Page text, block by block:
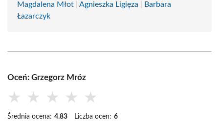
Magdalena Młot
Agnieszka Ligięza
Barbara
Łazarczyk
Oceń: Grzegorz Mróz
★ ★ ★ ★ ★
Średnia ocena: 4.83 Liczba ocen: 6